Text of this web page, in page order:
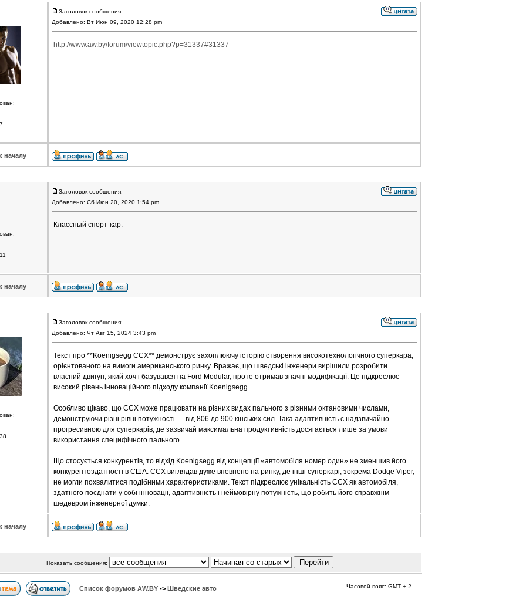
Заголовок сообщения:
Добавлено: Вт Июн 09, 2020 12:28 pm
http://www.aw.by/forum/viewtopic.php?p=31337#31337
началу
Заголовок сообщения:
Добавлено: Сб Июн 20, 2020 1:54 pm
Классный спорт-кар.
началу
Заголовок сообщения:
Добавлено: Чт Авг 15, 2024 3:43 pm
Текст про **Koenigsegg CCX** демонструє захоплюючу історію створення високотехнологічного суперкара,
орієнтованого на вимоги американського ринку. Вражає, що шведські інженери вирішили розробити
власний двигун, який хоч і базувався на Ford Modular, проте отримав значні модифікації. Це підкреслює
високий рівень інноваційного підходу компанії Koenigsegg.
Особливо цікаво, що CCX може працювати на різних видах пального з різними октановими числами,
демонструючи різні рівні потужності — від 806 до 900 кінських сил. Така адаптивність є надзвичайно
прогресивною для суперкарів, де зазвичай максимальна продуктивність досягається лише за умови
використання специфічного пального.
Що стосується конкурентів, то відхід Koenigsegg від концепції «автомобіля номер один» не зменшив його
конкурентоздатності в США. CCX виглядав дуже впевнено на ринку, де інші суперкарі, зокрема Dodge Viper,
не могли похвалитися подібними характеристиками. Текст підкреслює унікальність CCX як автомобіля,
здатного поєднати у собі інновації, адаптивність і неймовірну потужність, що робить його справжнім
шедевром інженерної думки.
началу
Показать сообщения:
Список форумов АW.BY -> Шведские авто Часовой пояс: GMT + 2